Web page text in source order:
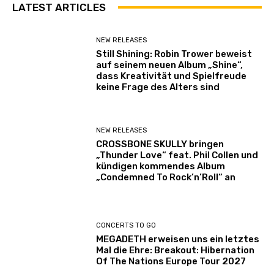
LATEST ARTICLES
NEW RELEASES
Still Shining: Robin Trower beweist
auf seinem neuen Album „Shine“,
dass Kreativität und Spielfreude
keine Frage des Alters sind
NEW RELEASES
CROSSBONE SKULLY bringen
„Thunder Love“ feat. Phil Collen und
kündigen kommendes Album
„Condemned To Rock’n’Roll“ an
CONCERTS TO GO
MEGADETH erweisen uns ein letztes
Mal die Ehre: Breakout: Hibernation
Of The Nations Europe Tour 2027